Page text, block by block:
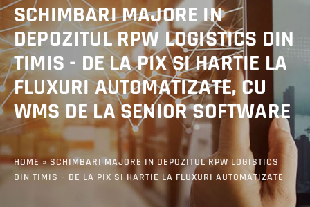
SCHIMBARI MAJORE IN
DEPOZITUL RPW LOGISTICS DIN
TIMIS - DE LA PIX SI HARTIE LA
FLUXURI AUTOMATIZATE, CU
WMS DE LA SENIOR SOFTWARE
HOME»SCHIMBARI MAJORE IN DEPOZITUL RPW LOGISTICS
DIN TIMIS – DE LA PIX SI HARTIE LA FLUXURI AUTOMATIZATE